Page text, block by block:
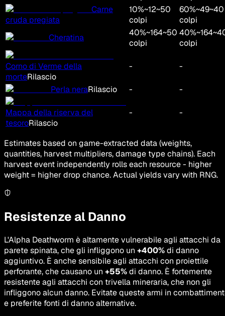
Carne
cruda pregiata
10%~12~50
colpi
60%~49~40
colpi
Cheratina
40%~164~50
colpi
40%~164~
colpi
Corno di Verme della
morteRilascio
- -
Perla neraRilascio - -
Mappa della riserva del
tesoroRilascio
- -
Estimates based on game-extracted data (weights,
quantities, harvest multipliers, damage type chains). Each
harvest event independently rolls each resource - higher
weight = higher drop chance. Actual yields vary with RNG.
Resistenze al Danno
L'Alpha Deathworm è altamente vulnerabile agli attacchi da
parete spinata, che gli infliggono un +400%di danno
aggiuntivo. È anche sensibile agli attacchi con proiettile
perforante, che causano un +55%di danno. È fortemente
resistente agli attacchi con trivella mineraria, che non gli
infliggono alcun danno. Evitate queste armi in
e preferite fonti di danno alternative.